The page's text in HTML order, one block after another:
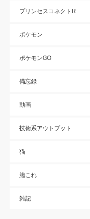
プリンセスコネクトR
ポケモン
ポケモンGO
備忘録
動画
技術系アウトプット
猫
艦これ
雑記